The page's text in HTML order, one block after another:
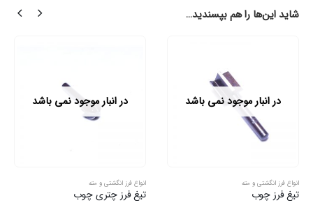
شاید این‌ها را هم بپسندید…
در انبار موجود نمی باشد
انواع فرز انگشتی و مته
تیغ فرز چوب
در انبار موجود نمی باشد
انواع فرز انگشتی و مته
تیغ فرز چتری چوب